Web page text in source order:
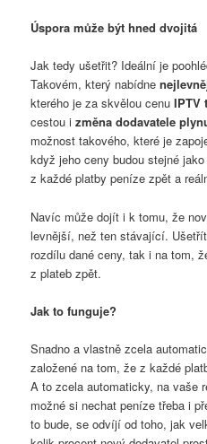
Úspora může být hned dvojitá
Jak tedy ušetřit? Ideální je
Takovém, který nabídne
kterého je za skvělou cenuIPTV
cestou izměna dodavatele
možnost takového, které je
když jeho ceny budou stejné
z každé platby peníze zpět a
Navíc může dojít i k tomu, že
levnější, než ten stávající.
rozdílu dané ceny, tak i na tom,
z plateb zpět.
Jak to funguje?
Snadno a vlastně zcela
založené na tom, že z každé
A to zcela automaticky, na vaše
možné si nechat peníze třeba i
to bude, se odvíjí od toho, jak